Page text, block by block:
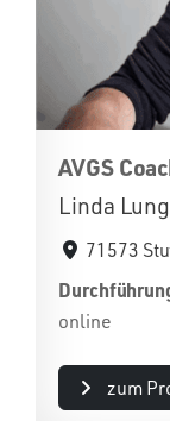
AVGS
Linda
71573
online
zum